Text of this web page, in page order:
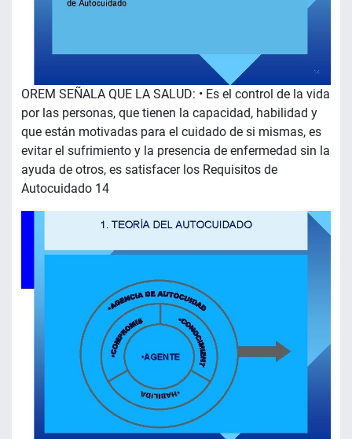
OREM SEÑALA QUE LA SALUD: • Es el control de la vida
por las personas, que tienen la capacidad, habilidad y
que están motivadas para el cuidado de si mismas, es
evitar el sufrimiento y la presencia de enfermedad sin la
ayuda de otros, es satisfacer los Requisitos de
Autocuidado 14